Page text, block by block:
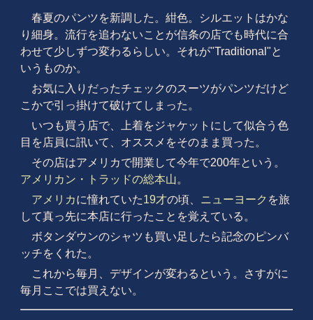
春夏のパンツを新調した。紺色。シルエットはかな
り細身。流行を追わないことが信条の店でも時代に合
わせて少しずつ変わるらしい。それが"Traditional"と
いうものか。
お気に入りだったチェックのスーツがパンツだけど
こかで引っ掛けて破けてしまった。
いつも買う店で、上着をジャケットにして似合う色
目を店員に訊いて、オススメをそのまま買った。
その店はアメリカで開業して今年で200年という。
アメリカン・トラッドの総本山。
アメリカに憧れていた19才の頃、 ニューヨーク を旅
して真っ先に本店に行ったことを覚えている。
ボタンダウンのシャツも買い足したら記念のピンバ
ッチをくれた。
これから毎月、デザインが変わるという。さすがに
毎月ここでは買えない。